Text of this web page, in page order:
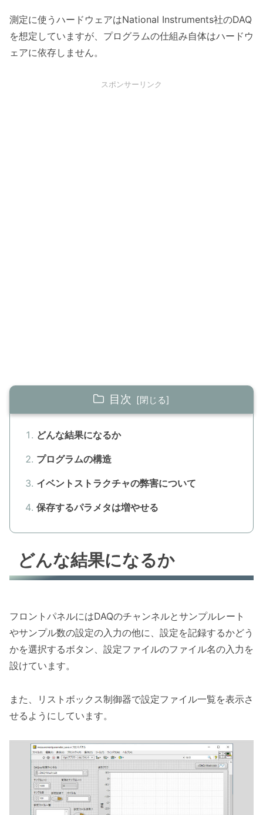
測定に使うハードウェアはNational Instruments社のDAQ
を想定していますが、プログラムの仕組み自体はハードウ
ェアに依存しません。
スポンサーリンク
目次
どんな結果になるか
プログラムの構造
イベントストラクチャの弊害について
保存するパラメタは増やせる
どんな結果になるか
フロントパネルにはDAQのチャンネルとサンプルレート
やサンプル数の設定の入力の他に、設定を記録するかどう
かを選択するボタン、設定ファイルのファイル名の入力を
設けています。
また、リストボックス制御器で設定ファイル一覧を表示さ
せるようにしています。